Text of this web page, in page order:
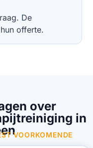
De
offerte.
over
in
VOORKOMENDE